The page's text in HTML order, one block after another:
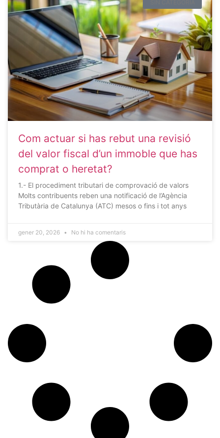
Com actuar si has rebut una revisió
del valor fiscal d’un immoble que has
comprat o heretat?
1.- El procediment tributari de comprovació de valors
Molts contribuents reben una notificació de l’Agència
Tributària de Catalunya (ATC) mesos o fins i tot anys
gener 20, 2026 No hi ha comentaris